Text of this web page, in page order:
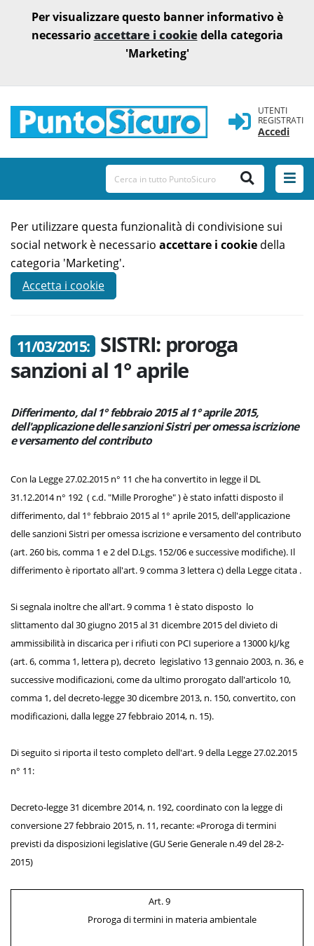
Per visualizzare questo banner informativo è
necessarioaccettare i cookiedella categoria
'Marketing'
UTENTI
REGISTRATI
Accedi
Per utilizzare questa funzionalità di condivisione sui
social network è necessario accettare i cookie della
categoria 'Marketing'.
Accetta i cookie
11/03/2015: SISTRI: proroga
sanzioni al 1° aprile
Differimento, dal 1° febbraio 2015 al 1° aprile 2015,
dell'applicazione delle sanzioni Sistri per omessa iscrizione
e versamento del contributo
Con la Legge 27.02.2015 n° 11 che ha convertito in legge il DL
31.12.2014 n° 192 ( c.d. "Mille Proroghe" ) è stato infatti disposto il
differimento, dal 1° febbraio 2015 al 1° aprile 2015, dell'applicazione
delle sanzioni Sistri per omessa iscrizione e versamento del contributo
(art. 260 bis, comma 1 e 2 del D.Lgs. 152/06 e successive modifiche). Il
differimento è riportato all'art. 9 comma 3 lettera c) della Legge citata .
Si segnala inoltre che all'art. 9 comma 1 è stato disposto lo
slittamento dal 30 giugno 2015 al 31 dicembre 2015 del divieto di
ammissibilità in discarica per i rifiuti con PCI superiore a 13000 kJ/kg
(art. 6, comma 1, lettera p), decreto legislativo 13 gennaio 2003, n. 36, e
successive modificazioni, come da ultimo prorogato dall'articolo 10,
comma 1, del decreto-legge 30 dicembre 2013, n. 150, convertito, con
modificazioni, dalla legge 27 febbraio 2014, n. 15).
Di seguito si riporta il testo completo dell'art. 9 della Legge 27.02.2015
n° 11:
Decreto-legge 31 dicembre 2014, n. 192, coordinato con la legge di
conversione 27 febbraio 2015, n. 11, recante: «Proroga di termini
previsti da disposizioni legislative (GU Serie Generale n.49 del 28-2-
2015)
Art. 9
Proroga di termini in materia ambientale